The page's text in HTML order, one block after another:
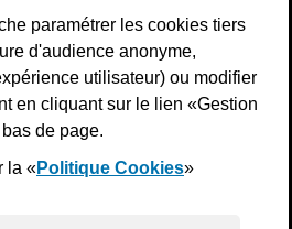
paramétrer les cookies tiers
d'audience anonyme,
utilisateur) ou modifier
en cliquant sur le lien «Gestion
de page.
la «Politique Cookies»